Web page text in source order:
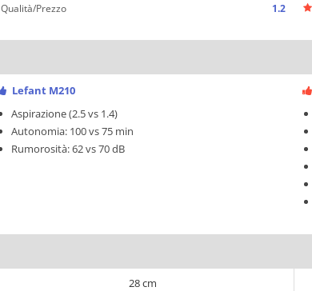
Qualità/Prezzo
1.2
Lefant M210
Aspirazione (2.5 vs 1.4)
Autonomia: 100 vs 75 min
Rumorosità: 62 vs 70 dB
28 cm